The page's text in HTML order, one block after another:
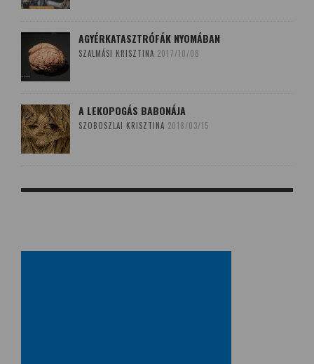
AGYÉRKATASZTRÓFÁK NYOMÁBAN
SZALMÁSI KRISZTINA 2017/10/08
A LEKOPOGÁS BABONÁJA
SZOBOSZLAI KRISZTINA 2018/03/15